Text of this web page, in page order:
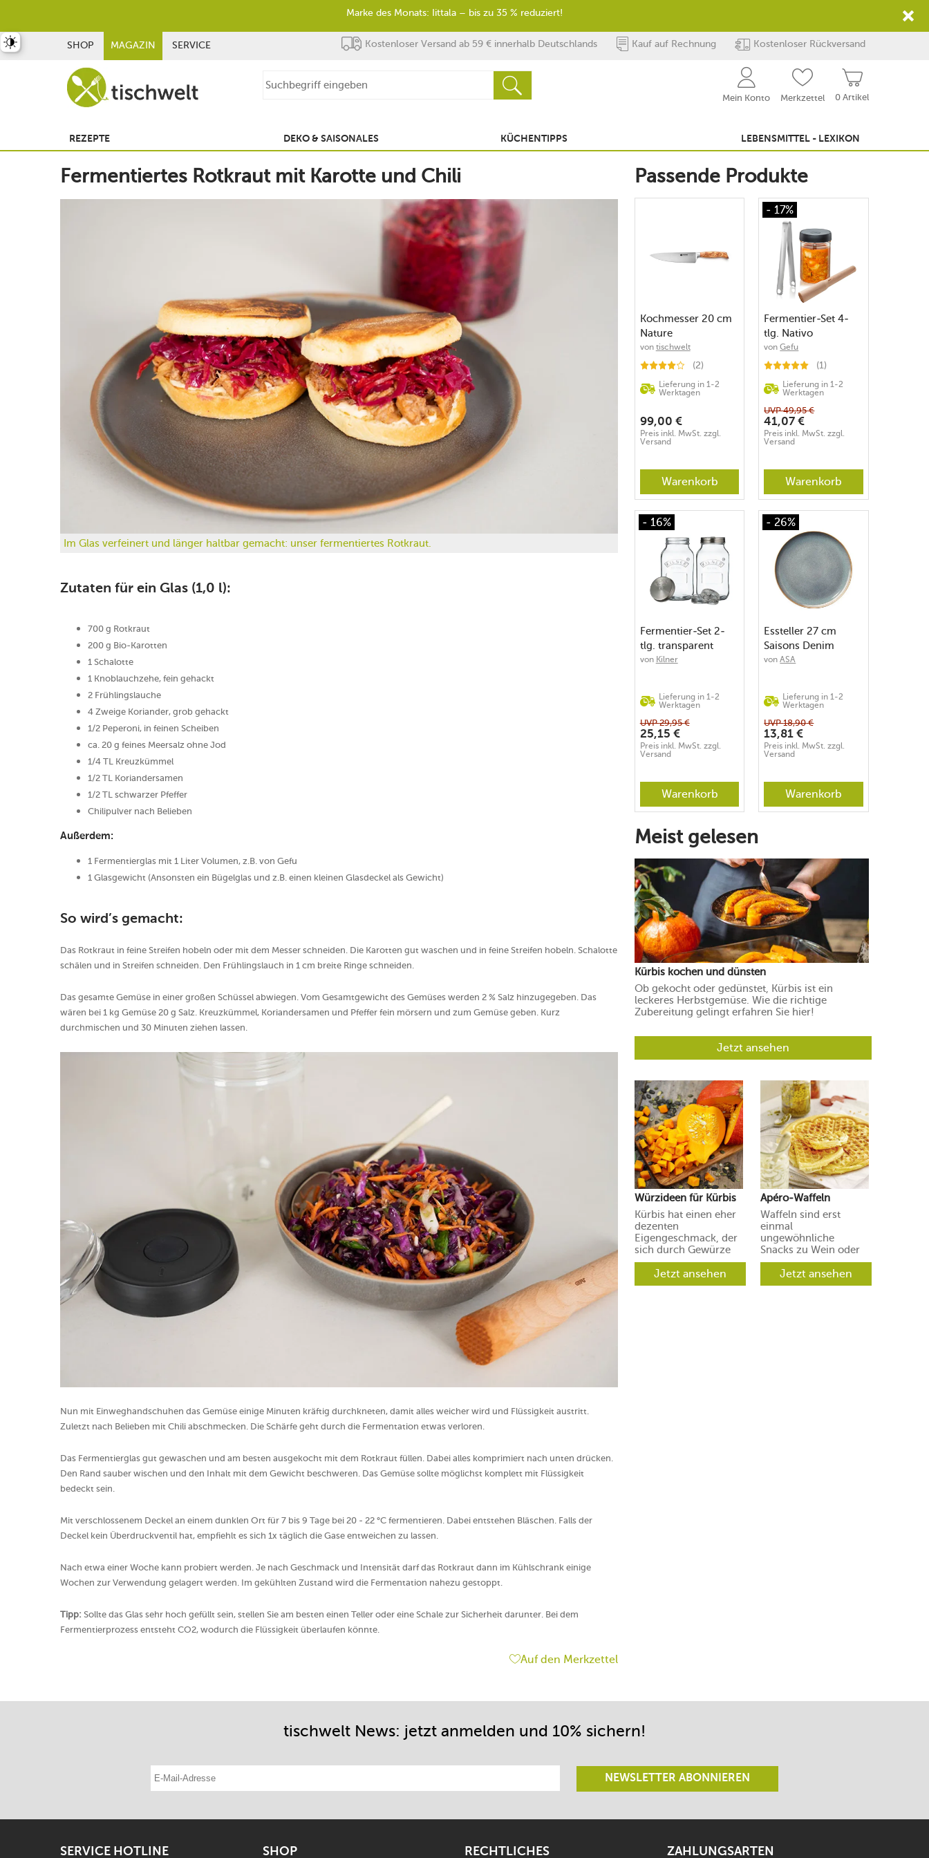
SHOP MAGAZIN SERVICE Kostenloser Versand ab 59 € innerhalb Deutschlands Kauf auf Rechnung Kostenloser Rückversand
0 Artikel
Mein Konto Merkzettel
REZEPTE DEKO & SAISONALES KÜCHENTIPPS LEBENSMITTEL - LEXIKON
Fermentiertes Rotkraut mit Karotte und Chili
Im Glas verfeinert und länger haltbar gemacht: unser fermentiertes Rotkraut.
Zutaten für ein Glas (1,0 l):
700 g Rotkraut
200 g Bio-Karotten
1 Schalotte
1 Knoblauchzehe, fein gehackt
2 Frühlingslauche
4 Zweige Koriander, grob gehackt
1/2 Peperoni, in feinen Scheiben
ca. 20 g feines Meersalz ohne Jod
1/4 TL Kreuzkümmel
1/2 TL Koriandersamen
1/2 TL schwarzer Pfeffer
Chilipulver nach Belieben
Außerdem:
1 Fermentierglas mit 1 Liter Volumen, z.B. von Gefu
1 Glasgewicht (Ansonsten ein Bügelglas und z.B. einen kleinen Glasdeckel als Gewicht)
So wird’s gemacht:
Das Rotkraut in feine Streifen hobeln oder mit dem Messer schneiden. Die Karotten gut waschen und in feine Streifen hobeln. Schalotte
schälen und in Streifen schneiden. Den Frühlingslauch in 1 cm breite Ringe schneiden.
Das gesamte Gemüse in einer großen Schüssel abwiegen. Vom Gesamtgewicht des Gemüses werden 2 % Salz hinzugegeben. Das
wären bei 1 kg Gemüse 20 g Salz. Kreuzkümmel, Koriandersamen und Pfeffer fein mörsern und zum Gemüse geben. Kurz
durchmischen und 30 Minuten ziehen lassen.
Nun mit Einweghandschuhen das Gemüse einige Minuten kräftig durchkneten, damit alles weicher wird und Flüssigkeit austritt.
Zuletzt nach Belieben mit Chili abschmecken. Die Schärfe geht durch die Fermentation etwas verloren.
Das Fermentierglas gut gewaschen und am besten ausgekocht mit dem Rotkraut füllen. Dabei alles komprimiert nach unten drücken.
Den Rand sauber wischen und den Inhalt mit dem Gewicht beschweren. Das Gemüse sollte möglichst komplett mit Flüssigkeit
bedeckt sein.
Mit verschlossenem Deckel an einem dunklen Ort für 7 bis 9 Tage bei 20 - 22 °C fermentieren. Dabei entstehen Bläschen. Falls der
Deckel kein Überdruckventil hat, empfiehlt es sich 1x täglich die Gase entweichen zu lassen.
Nach etwa einer Woche kann probiert werden. Je nach Geschmack und Intensität darf das Rotkraut dann im Kühlschrank einige
Wochen zur Verwendung gelagert werden. Im gekühlten Zustand wird die Fermentation nahezu gestoppt.
Tipp: Sollte das Glas sehr hoch gefüllt sein, stellen Sie am besten einen Teller oder eine Schale zur Sicherheit darunter. Bei dem
Fermentierprozess entsteht CO2, wodurch die Flüssigkeit überlaufen könnte.
Auf den Merkzettel
Passende Produkte
Kochmesser 20 cm
Nature
von tischwelt
(2)
Lieferung in 1-2
Werktagen
99,00 €
Preis inkl. MwSt. zzgl.
Versand
Warenkorb
- 17%
Fermentier-Set 4-
tlg. Nativo
mehrfarbig
vonGefu
(1)
Lieferung in 1-2
Werktagen
UVP49,95 €
41,07 €
Preis inkl. MwSt. zzgl.
Versand
Warenkorb
- 16%
Fermentier-Set 2-
tlg. transparent
von Kilner
Lieferung in 1-2
Werktagen
UVP29,95 €
25,15 €
Preis inkl. MwSt. zzgl.
Versand
Warenkorb
- 26%
Essteller 27 cm
Saisons Denim
vonASA
Lieferung in 1-2
Werktagen
UVP18,90 €
13,81 €
Preis inkl. MwSt. zzgl.
Versand
Warenkorb
Meist gelesen
Kürbis kochen und dünsten
Ob gekocht oder gedünstet, Kürbis ist ein
leckeres Herbstgemüse. Wie die richtige
Zubereitung gelingt erfahren Sie hier!
Jetzt ansehen
Würzideen für Kürbis
Kürbis hat einen eher
dezenten
Eigengeschmack, der
sich durch Gewürze
und Aromen leicht in
verschiedene
Richtungen lenken
Jetzt ansehen
Apéro-Waffeln
Waffeln sind erst
einmal
ungewöhnliche
Snacks zu Wein oder
Prosecco. Ihre Gäste
werden aber
begeistert sein.
Jetzt ansehen
tischwelt News: jetzt anmelden und 10% sichern!
NEWSLETTER ABONNIEREN
SERVICE HOTLINE SHOP RECHTLICHES ZAHLUNGSARTEN
umschalten
Marke des Monats: Iittala – bis zu 35 % reduziert!